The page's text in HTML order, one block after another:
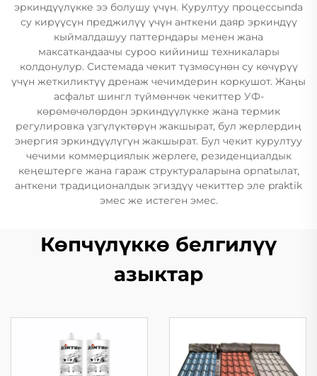
эркиндүүлүкке ээ болушу үчүн. Курултуу процессыnda
су кирүүсүн преджилүү үчүн анткени даяр эркиндүү
кыймалдашуу паттерндары менен жана
максаткандаачы суроо кийиниш техникалары
колдонулур. Системада чекит түзмөсүнөн су көчүрүү
үчүн жеткиликтүү дренаж чечимдерин коркушот. Жаңы
асфальт шингл түймөнчөк чекиттер УФ-
көрөмөчөлөрдөн эркиндүүлүкке жана термик
регулировка үзгүлүктөрүн жакшырат, бул жерлердиң
энергия эркиндүүлүгүн жакшырат. Бул чекит курултуу
чечими коммерциялык жерлere, резиденциалдык
кеңештерге жана гараж структураларына орnatылат,
анткени традиционалдык эгиздүү чекиттер эле praktik
эмес же истеген эмес.
Көпчүлүккө белгилүү
азыктар